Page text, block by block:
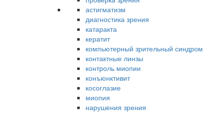
астигматизм
диагностика зрения
катаракта
кератит
компьютерный зрительный синдром
контактные линзы
контроль миопии
конъюнктивит
косоглазие
миопия
нарушения зрения